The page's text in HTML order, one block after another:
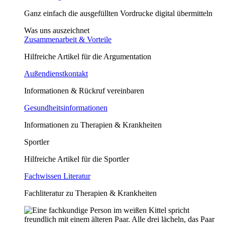
Ganz einfach die ausgefüllten Vordrucke digital übermitteln
Was uns auszeichnet
Zusammenarbeit & Vorteile
Hilfreiche Artikel für die Argumentation
Außendienstkontakt
Informationen & Rückruf vereinbaren
Gesundheitsinformationen
Informationen zu Therapien & Krankheiten
Sportler
Hilfreiche Artikel für die Sportler
Fachwissen Literatur
Fachliteratur zu Therapien & Krankheiten